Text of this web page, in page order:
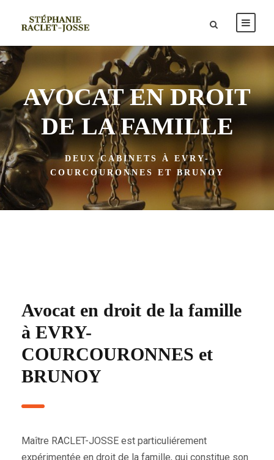
AVOCAT EN DROIT
DE LA FAMILLE
DEUX CABINETS À EVRY-
COURCOURONNES ET BRUNOY
Avocat en droit de la famille
à EVRY-
COURCOURONNES et
BRUNOY
Maître RACLET-JOSSE est particuliérement
expérimentée en droit de la famille, qui constitue son